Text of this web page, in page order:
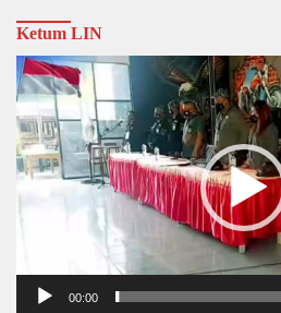
Ketum LIN
Video
Player
00:00